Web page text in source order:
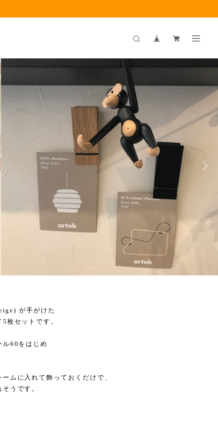
が手がけた
枚セットです。
ル60をはじめ
ムに入れて飾っておくだけで、
うです。